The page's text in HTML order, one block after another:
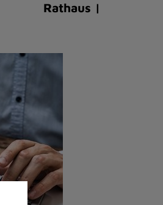
Rathaus |